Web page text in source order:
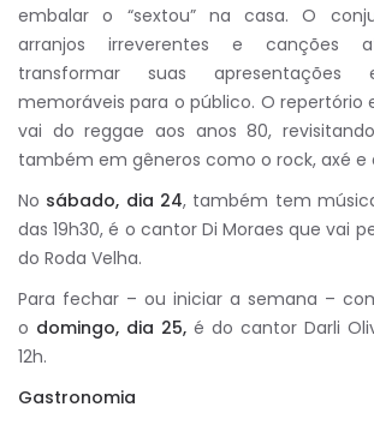
embalar o “sextou” na casa. O
arranjos irreverentes e canções
transformar suas apresentações
memoráveis para o público. O repertório
vai do reggae aos anos 80,
também em gêneros como o rock, axé e
No sábado, dia 24, também tem
das 19h30, é o cantor Di Moraes que vai
do Roda Velha.
Para fechar – ou iniciar a semana –
o domingo, dia 25, é do cantor Darli
12h.
Gastronomia